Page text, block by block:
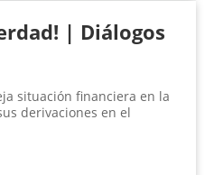
| Diálogos
situación financiera en la
derivaciones en el